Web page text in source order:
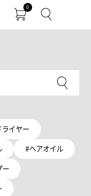
0
ライヤー
#ヘアオイル
ー